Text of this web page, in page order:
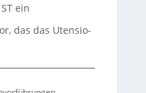
ein
das das Utensio-